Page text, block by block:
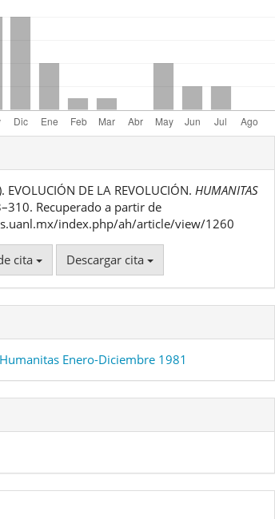
EVOLUCIÓN DE LA REVOLUCIÓN.HUMANITAS
Recuperado a partir de
index.php/ah/article/view/1260
cita Descargar cita
Enero-Diciembre 1981